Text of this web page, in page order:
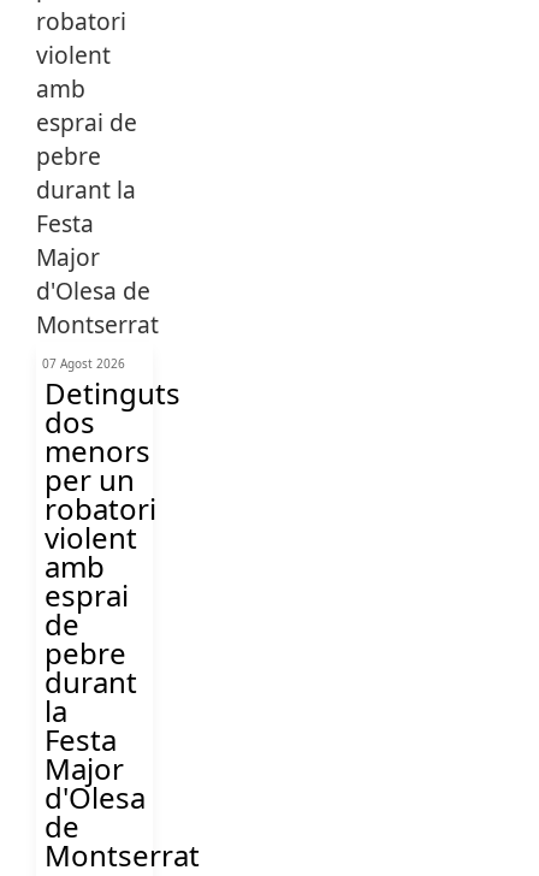
07 Agost 2026
Detinguts
dos
menors
per un
robatori
violent
amb
esprai
de
pebre
durant
la
Festa
Major
d'Olesa
de
Montserrat